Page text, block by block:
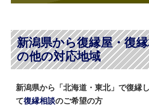
新潟県から復縁屋・復
の他の対応地域
新潟県から「北海道・東北」で復縁
て復縁相談のご希望の方